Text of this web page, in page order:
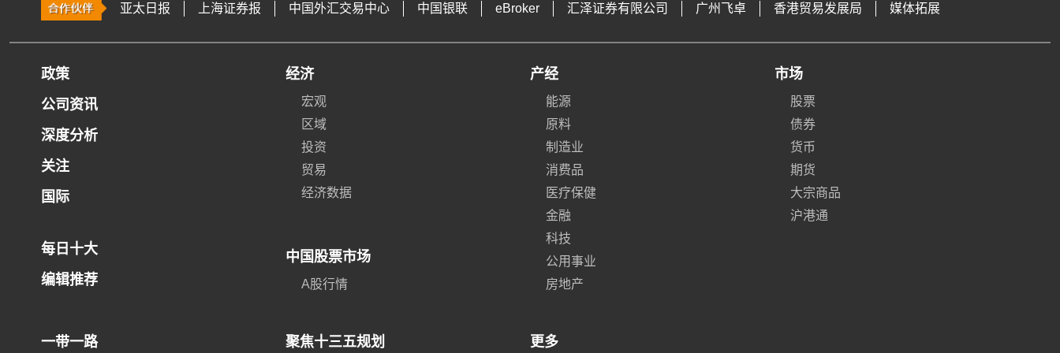
亚太日报 上海证券报 中国外汇交易中心 中国银联 eBroker 汇泽证券有限公司 广州飞卓 香港贸易发展局 媒体拓展
政策
公司资讯
深度分析
关注
国际
每日十大
编辑推荐
经济
宏观
区域
投资
贸易
经济数据
中国股票市场
A股行情
产经
能源
原料
制造业
消费品
医疗保健
金融
科技
公用事业
房地产
市场
股票
债券
货币
期货
大宗商品
沪港通
一带一路 聚焦十三五规划 更多